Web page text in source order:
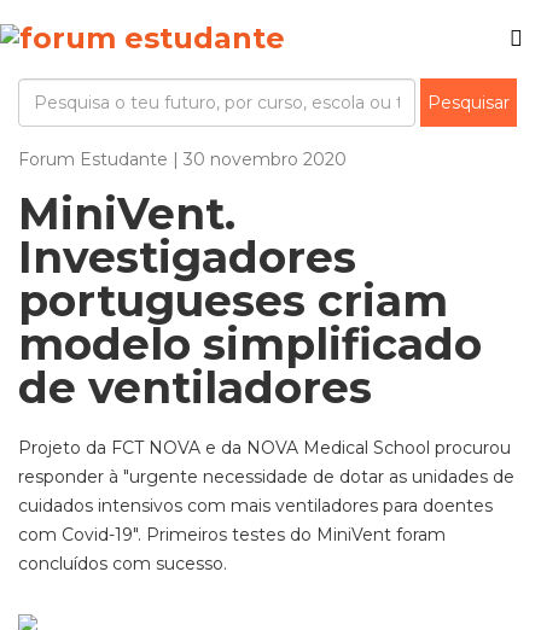
Forum Estudante | 30 novembro 2020
MiniVent.
Investigadores
portugueses criam
modelo simplificado
de ventiladores
Projeto da FCT NOVA e da NOVA Medical School procurou
responder à "urgente necessidade de dotar as unidades de
cuidados intensivos com mais ventiladores para doentes
com Covid-19". Primeiros testes do MiniVent foram
concluídos com sucesso.